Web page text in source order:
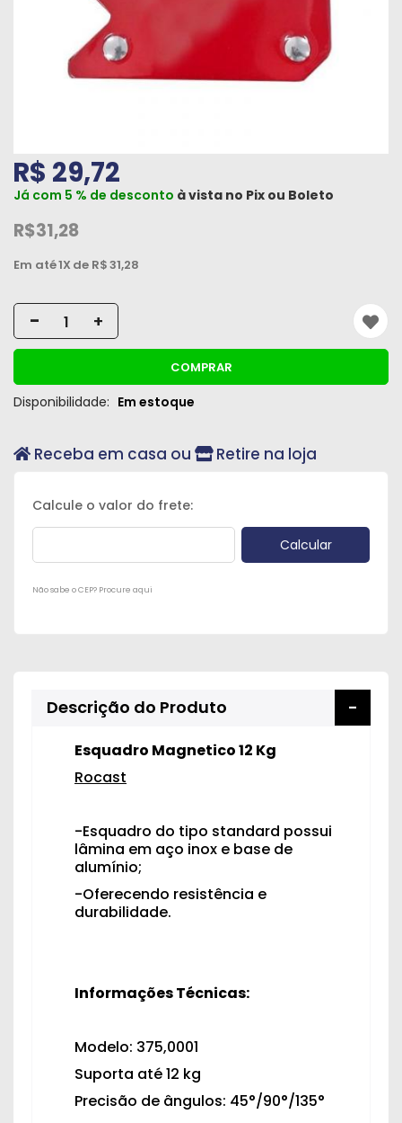
Construção
Materiais
Hidráulicos
e
e
Peças
R$ 29,72
Já com 5 % de desconto à vista no Pix ou Boleto
R$31,28
Em até1X de R$31,28
- +
COMPRAR
Disponibilidade: Em estoque
Receba em casa ou Retire na loja
Não sabe o CEP? Procure aqui
Descrição do Produto
Esquadro Magnetico 12 Kg
Rocast
-Esquadro do tipo standard possui
lâmina em aço inox e base de
alumínio;
-Oferecendo resistência e
durabilidade.
Informações Técnicas:
Modelo: 375,0001
Suporta até 12 kg
Precisão de ângulos: 45°/90°/135°